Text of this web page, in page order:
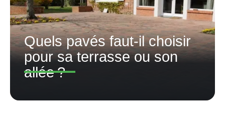
Quels pavés faut-il choisir
pour sa terrasse ou son
allée ?